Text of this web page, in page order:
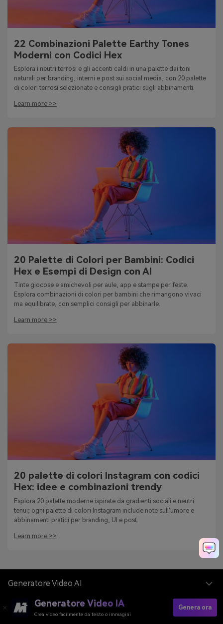
22 Combinazioni Palette Earthy Tones
Moderni con Codici Hex
Esplora i neutri terrosi e gli accenti caldi in una palette dai toni
naturali per branding, interni e post sui social media, con 20 palette
di colori terrosi selezionate e consigli pratici sugli abbinamenti.
Learn more >>
20 Palette di Colori per Bambini: Codici
Hex e Esempi di Design con AI
Tinte giocose e amichevoli per aule, app e stampe per feste.
Esplora combinazioni di colori per bambini che rimangono vivaci
ma equilibrate, con semplici consigli per abbinarle.
Learn more >>
20 palette di colori Instagram con codici
Hex: idee e combinazioni trendy
Esplora 20 palette moderne ispirate da gradienti sociali e neutri
tenui; ogni palette di colori Instagram include note sull'umore e
abbinamenti pratici per branding, UI e post.
Learn more >>
Generatore Video AI
Generatore Immagini AI
Generatore Video IA
Crea video facilmente da testo o immagini
Genera ora